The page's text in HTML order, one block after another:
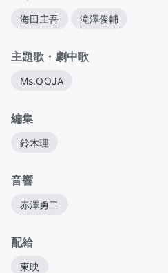
海田庄吾 滝澤俊輔
主題歌・劇中歌
Ms.OOJA
編集
鈴木理
音響
赤澤勇二
配給
東映